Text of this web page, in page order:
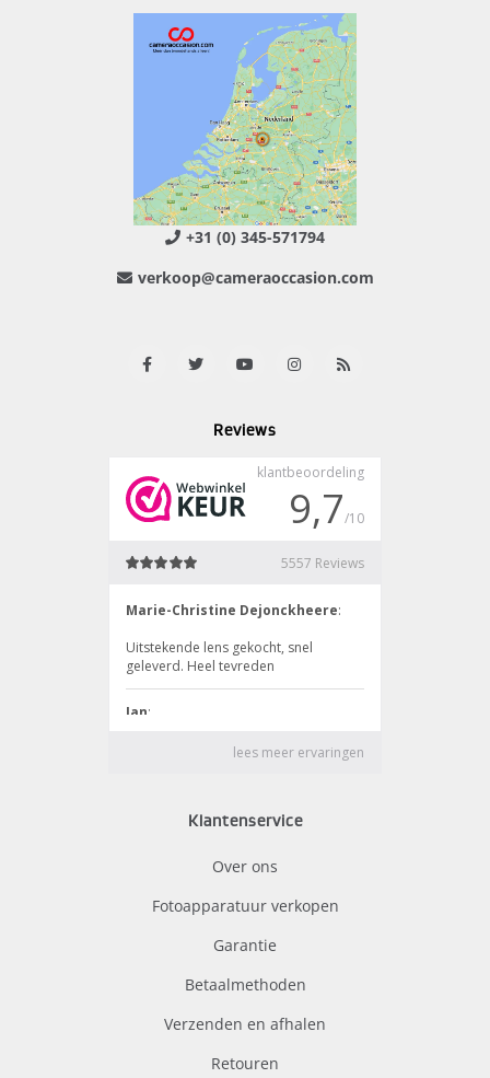
+31 (0) 345-571794
verkoop@cameraoccasion.com
Reviews
Klantenservice
Over ons
Fotoapparatuur verkopen
Garantie
Betaalmethoden
Verzenden en afhalen
Retouren